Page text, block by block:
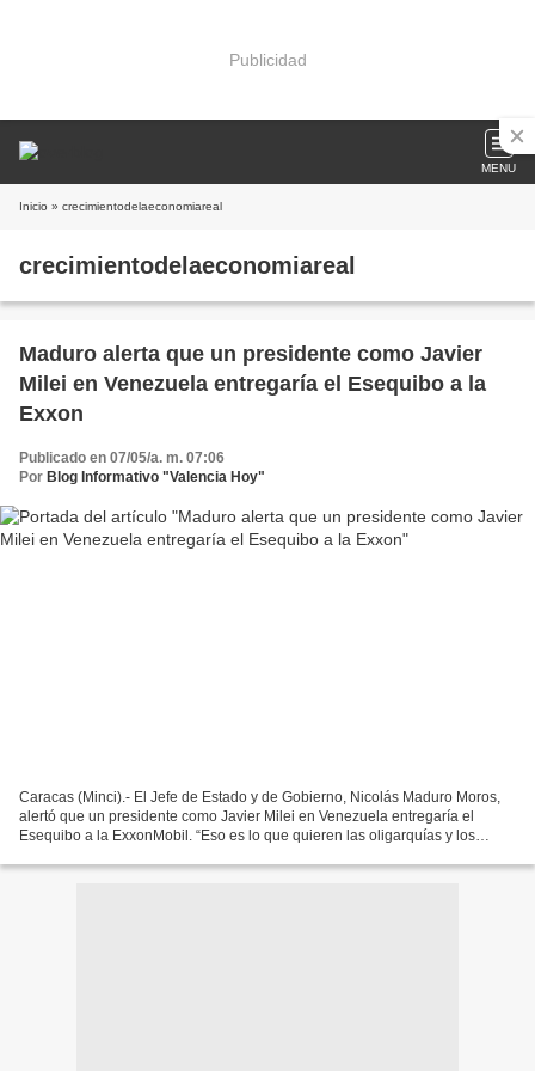
Publicidad
MENU
Inicio » crecimientodelaeconomiareal
crecimientodelaeconomiareal
Maduro alerta que un presidente como Javier
Milei en Venezuela entregaría el Esequibo a la
Exxon
Publicado en 07/05/a. m. 07:06
Por Blog Informativo "Valencia Hoy"
Caracas (Minci).- El Jefe de Estado y de Gobierno, Nicolás Maduro Moros,
alertó que un presidente como Javier Milei en Venezuela entregaría el
Esequibo a la ExxonMobil. “Eso es lo que quieren las oligarquías y los